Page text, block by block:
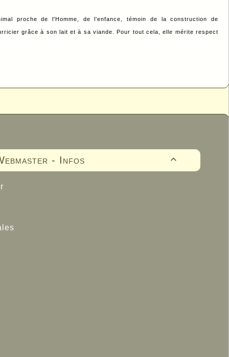
proche de l'Homme, de l'enfance, témoin de la construction de
grâce à son lait et à sa viande. Pour tout cela, elle mérite respect

- Infos